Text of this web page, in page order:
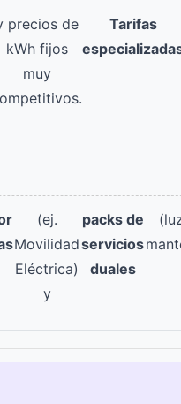
precios de
kWh fijos
muy
Tarifas
(ej.
Movilidad
Eléctrica)
y
packs de
servicios
duales